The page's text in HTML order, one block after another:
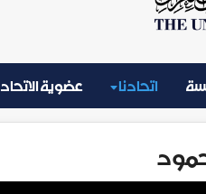
اتحادنا عضوية الاتحاد